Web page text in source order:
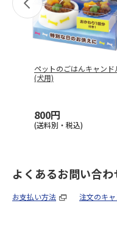
ペットのごはんキャンド
(犬用)
800円
(送料別・税込)
よくあるお問い合わ
お支払い方法 注文のキ